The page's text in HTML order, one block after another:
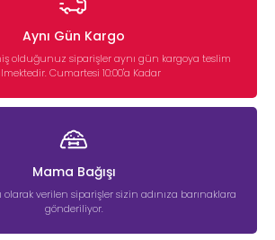
Aynı Gün Kargo
olduğunuz siparişler aynı gün kargoya teslim
Cumartesi 10:00'a Kadar
Mama Bağışı
olarak verilen siparişler sizin adınıza barınaklara
gönderiliyor.